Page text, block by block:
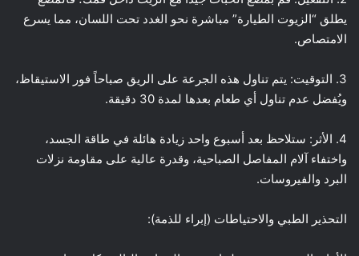
يطلق “الزيوت الطيارة” مباشرة نحو الغدد تحت اللسان، مما يسرع
الامتصاص.
3. التوقيت: يتم تناول هذه الجرعة على الريق صباحاً فور الاستيقاظ،
ويُفضل عدم تناول أي طعام بعدها لمدة 30 دقيقة.
4. الأثر: ستلاحظ بعد أسبوع واحد زيادة هائلة في طاقة الجسد،
واختفاء آلام المفاصل الصباحية، وقدرة عالية على مقاومة نزلات
البرد والفيروسات.
التحذير الطبي والاحتياطات (إبراء للذمة):